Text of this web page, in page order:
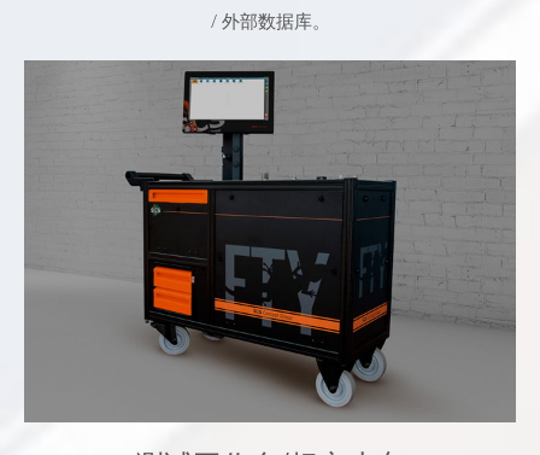
/ 外部数据库。
- 测试所有动力工具和扳手
- 测试（手动或自动）和校准符合ISO 6789 和
ISO 5393标准
- Cm-Cmk 统计和报告
- 接头扭矩 / 角度的仿真
- 工具的扭矩和角度测量
- 将结果和踪迹传输至外部数据库